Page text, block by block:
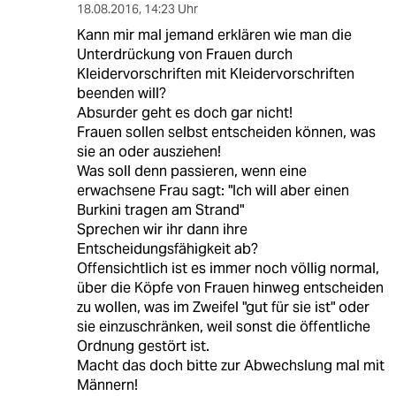
18.08.2016, 14:23 Uhr
Kann mir mal jemand erklären wie man die
Unterdrückung von Frauen durch
Kleidervorschriften mit Kleidervorschriften
beenden will?
Absurder geht es doch gar nicht!
Frauen sollen selbst entscheiden können, was
sie an oder ausziehen!
Was soll denn passieren, wenn eine
erwachsene Frau sagt: "Ich will aber einen
Burkini tragen am Strand"
Sprechen wir ihr dann ihre
Entscheidungsfähigkeit ab?
Offensichtlich ist es immer noch völlig normal,
über die Köpfe von Frauen hinweg entscheiden
zu wollen, was im Zweifel "gut für sie ist" oder
sie einzuschränken, weil sonst die öffentliche
Ordnung gestört ist.
Macht das doch bitte zur Abwechslung mal mit
Männern!